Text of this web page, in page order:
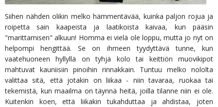
Siihen nähden olikin melko hämmentävää, kuinka paljon rojua ja
roipetta sain kaapeista ja laatikoista kaivaa, kun pääsin
"marittamisen" alkuun! Homma ei vielä ole loppu, mutta jo nyt on
helpompi hengittää. Se on ihmeen tyydyttävä tunne, kun
vaatehuoneen hyllyllä on tyhjä kolo tai keittiön muovikipot
mahtuvat kauniisiin pinoihin rinnakkain. Tuntuu melko nololta
valittaa sitä, että jotakin on liikaa - niin tavaraa, ruokaa tai
tekemistä, kun maailma on täynnä heitä, joilla tilanne niin ei ole.
Kuitenkin koen, että liikakin tukahduttaa ja ahdistaa, joten